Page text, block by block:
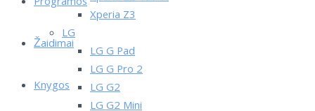
Žaidimai
Knygos
Xperia Z3
LG
LG G Pad
LG G Pro 2
LG G2
LG G2 Mini